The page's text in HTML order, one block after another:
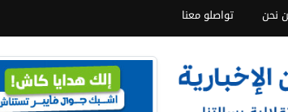
نحن تواصلو معنا